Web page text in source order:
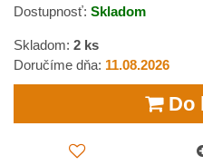
Dostupnosť: Skladom
Skladom: 2 ks
Doručíme dňa: 11.08.2026
Do